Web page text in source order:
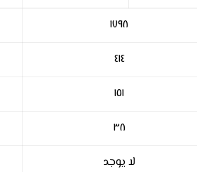
١٧٩٨
٤١٤
١٥١
٣٨
لا يوجد